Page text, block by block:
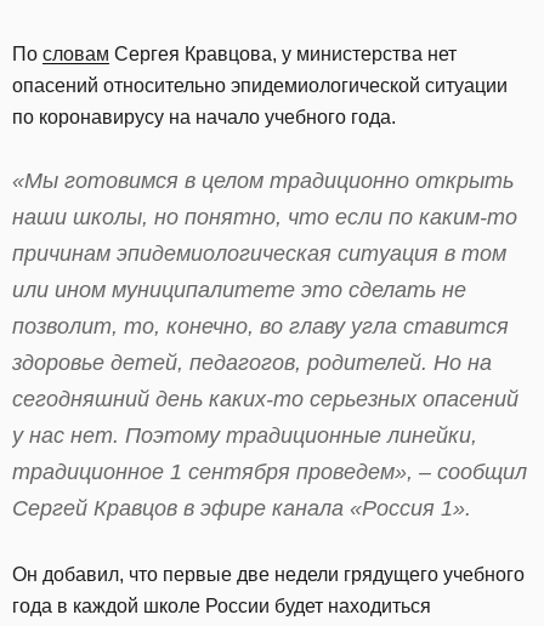
По словам Сергея Кравцова, у министерства нет
опасений относительно эпидемиологической ситуации
по коронавирусу на начало учебного года.
«Мы готовимся в целом традиционно открыть
наши школы, но понятно, что если по каким-то
причинам эпидемиологическая ситуация в том
или ином муниципалитете это сделать не
позволит, то, конечно, во главу угла ставится
здоровье детей, педагогов, родителей. Но на
сегодняшний день каких-то серьезных опасений
у нас нет. Поэтому традиционные линейки,
традиционное 1 сентября проведем», – сообщил
Сергей Кравцов в эфире канала «Россия 1».
Он добавил, что первые две недели грядущего учебного
года в каждой школе России будет находиться